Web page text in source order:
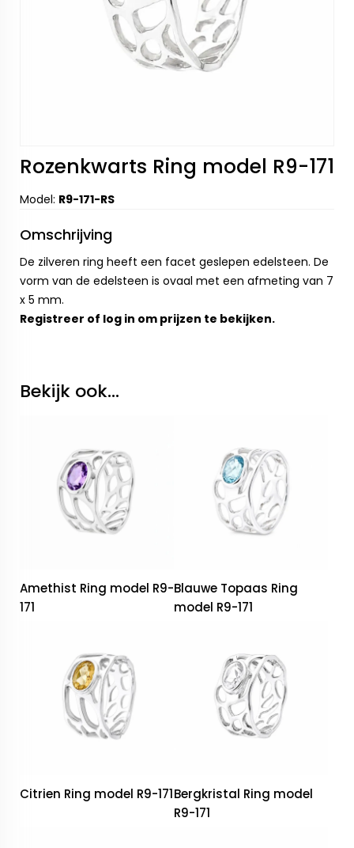
Rozenkwarts Ring model R9-171
Model: R9-171-RS
Omschrijving
De zilveren ring heeft een facet geslepen edelsteen. De
vorm van de edelsteen is ovaal met een afmeting van 7
x 5 mm.
Registreer of log in om prijzen te bekijken.
Bekijk ook...
Amethist Ring model R9-
171
Blauwe Topaas Ring
model R9-171
Citrien Ring model R9-171Bergkristal Ring model
R9-171